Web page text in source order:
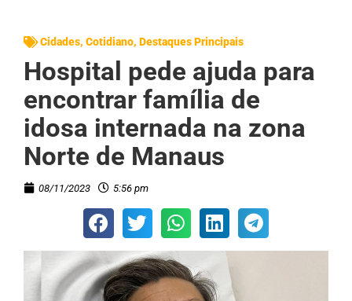
Cidades, Cotidiano, Destaques Principais
Hospital pede ajuda para
encontrar família de
idosa internada na zona
Norte de Manaus
08/11/2023 5:56 pm